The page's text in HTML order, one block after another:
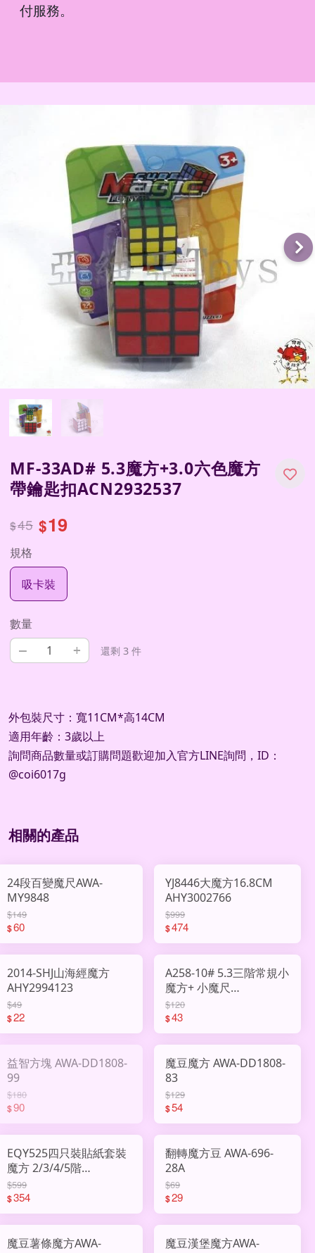
付服務。
MF-33AD# 5.3魔方+3.0六色魔方
帶鑰匙扣ACN2932537
$45 $19
規格
吸卡裝
數量
– + 還剩 3 件
外包裝尺寸：寬11CM*高14CM
適用年齡：3歲以上
詢問商品數量或訂購問題歡迎加入官方LINE詢問，ID：
@coi6017g
相關的產品
24段百變魔尺AWA-
MY9848
$149
$60
YJ8446大魔方16.8CM
AHY3002766
$999
$474
2014-SHJ山海經魔方
AHY2994123
$49
$22
A258-10# 5.3三階常規小
魔方+ 小魔尺
AHY2994301
$120
$43
益智方塊 AWA-DD1808-
99
$180
$90
魔豆魔方 AWA-DD1808-
83
$129
$54
EQY525四只裝貼紙套裝
魔方 2/3/4/5階
AHY2755875
$599
$354
翻轉魔方豆 AWA-696-
28A
$69
$29
魔豆薯條魔方AWA-
魔豆漢堡魔方AWA-